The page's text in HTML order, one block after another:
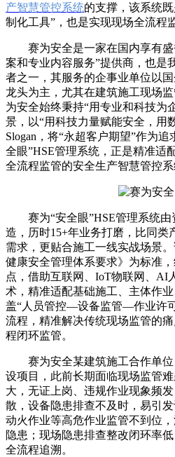
产智慧管控系统的支撑，该系统
制化工具”，也是实现现场全流程
赛为安全是一家在国内享有
案和专业内容服务”提供商，也是
者之一，其服务的企事业单位以
龙头为主，尤其在建筑施工现场
为安全始终秉持“用专业和科技为
景，以“用科技力量赋能安全，用
Slogan，将“永超客户期望”作为
全眼”HSE管理系统，正是精准适
全流程监管的安全生产智慧管控系
赛为“安全眼”HSE管理系统
造，历时15+年业务打磨，比同类
需求，更贴合施工一线实战场景
健康安全管理体系要求》为标准
点，借助互联网、IoT物联网、AI
术，精准适配基础施工、主体作
盖“人员管控—设备监管—作业许
流程，精准解决传统现场监管的
程闭环监管。
赛为安全某建筑施工合作单
设项目，此前长期面临现场监管
大，无证上岗、违规作业现象频
散，设备隐患排查不及时，易引
动火作业等高危作业监管不到位
隐患；现场隐患排查整改闭环率
全流程追溯。